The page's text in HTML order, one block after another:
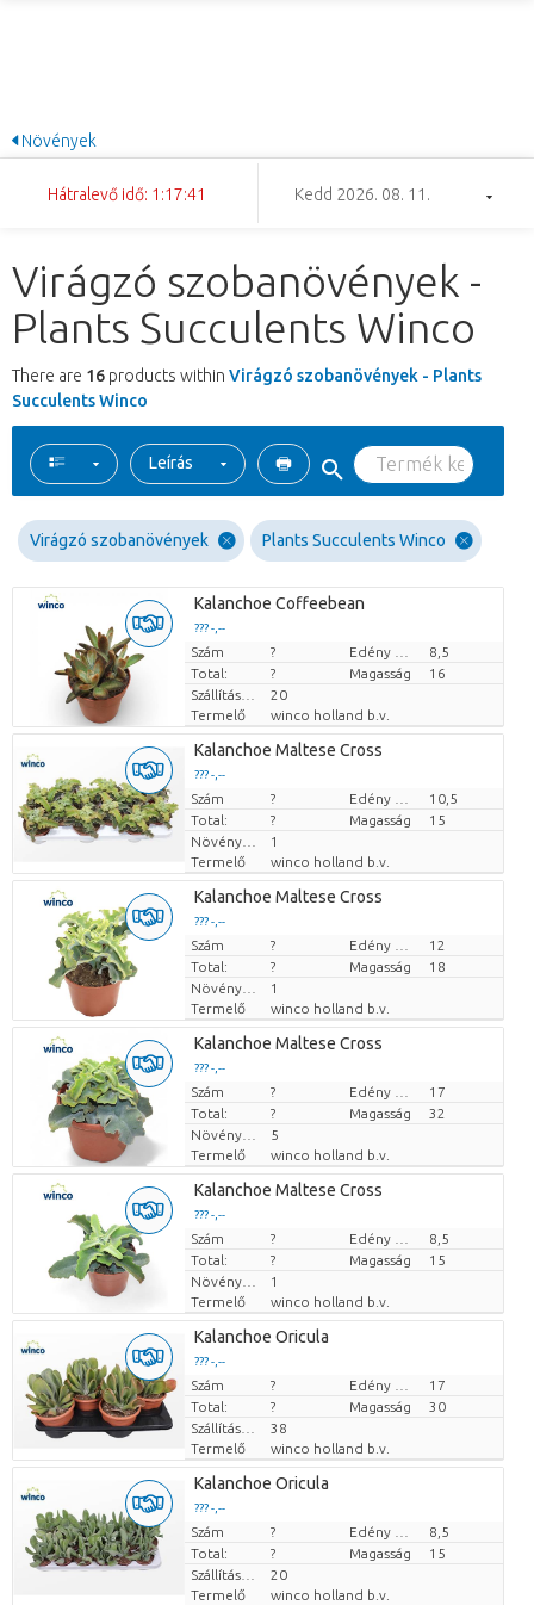
Növények
Hátralevő idő: 1:17:41 Kedd 2026. 08. 11.
Virágzó szobanövények -
Plants Succulents Winco
There are 16 products within Virágzó szobanövények - Plants
Succulents Winco
Leírás
Virágzó szobanövények Plants Succulents Winco
Kalanchoe Coffeebean
??? -,--
Darabb ár
Szám ?
8,5
Total:
? Magasság
16
Szállítási magasság
20
Termelő
winco holland b.v.
Kalanchoe Maltese Cross
??? -,--
Darabb ár
Szám ?
10,5
Total:
? Magasság
15
Növények száma/edény
1
Termelő
winco holland b.v.
Kalanchoe Maltese Cross
??? -,--
Darabb ár
Szám ?
12
Total:
? Magasság
18
Növények száma/edény
1
Termelő
winco holland b.v.
Kalanchoe Maltese Cross
??? -,--
Darabb ár
Szám ?
17
Total:
? Magasság
32
Növények száma/edény
5
Termelő
winco holland b.v.
Kalanchoe Maltese Cross
??? -,--
Darabb ár
Szám ?
8,5
Total:
? Magasság
15
Növények száma/edény
1
Termelő
winco holland b.v.
Kalanchoe Oricula
??? -,--
Darabb ár
Szám ?
17
Total:
? Magasság
30
Szállítási magasság
38
Termelő
winco holland b.v.
Kalanchoe Oricula
??? -,--
Darabb ár
Szám ?
8,5
Total:
? Magasság
15
Szállítási magasság
20
Termelő
winco holland b.v.